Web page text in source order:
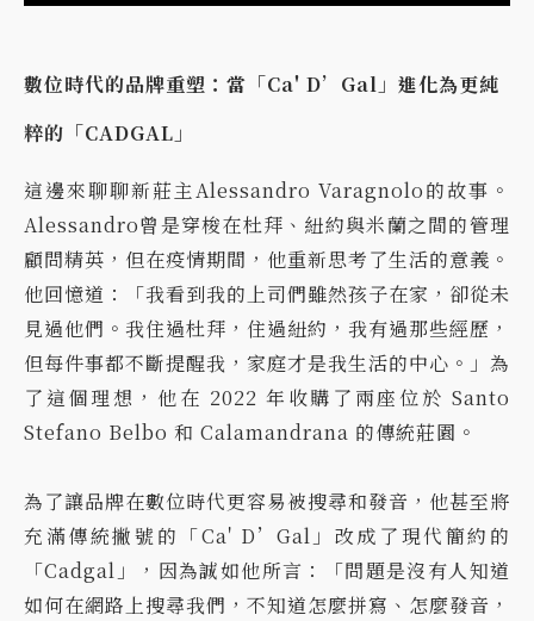
數位時代的品牌重塑：當「Ca' D’Gal」進化為更純
粹的「CADGAL」
這邊來聊聊新莊主Alessandro Varagnolo的故事。
Alessandro曾是穿梭在杜拜、紐約與米蘭之間的管理
顧問精英，但在疫情期間，他重新思考了生活的意義。
他回憶道：「我看到我的上司們雖然孩子在家，卻從未
見過他們。我住過杜拜，住過紐約，我有過那些經歷，
但每件事都不斷提醒我，家庭才是我生活的中心。」為
了這個理想，他在 2022 年收購了兩座位於 Santo
Stefano Belbo 和 Calamandrana 的傳統莊園。
為了讓品牌在數位時代更容易被搜尋和發音，他甚至將
充滿傳統撇號的「Ca' D’Gal」改成了現代簡約的
「Cadgal」，因為誠如他所言：「問題是沒有人知道
如何在網路上搜尋我們，不知道怎麼拼寫、怎麼發音，